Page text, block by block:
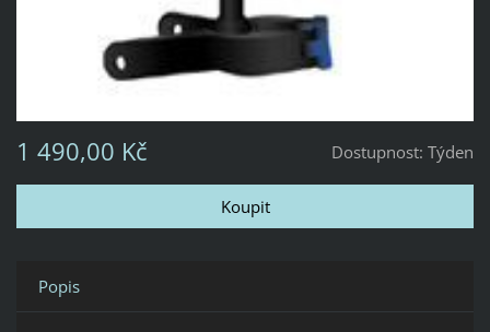
Dostupnost: Týden
1 490,00 Kč
Popis